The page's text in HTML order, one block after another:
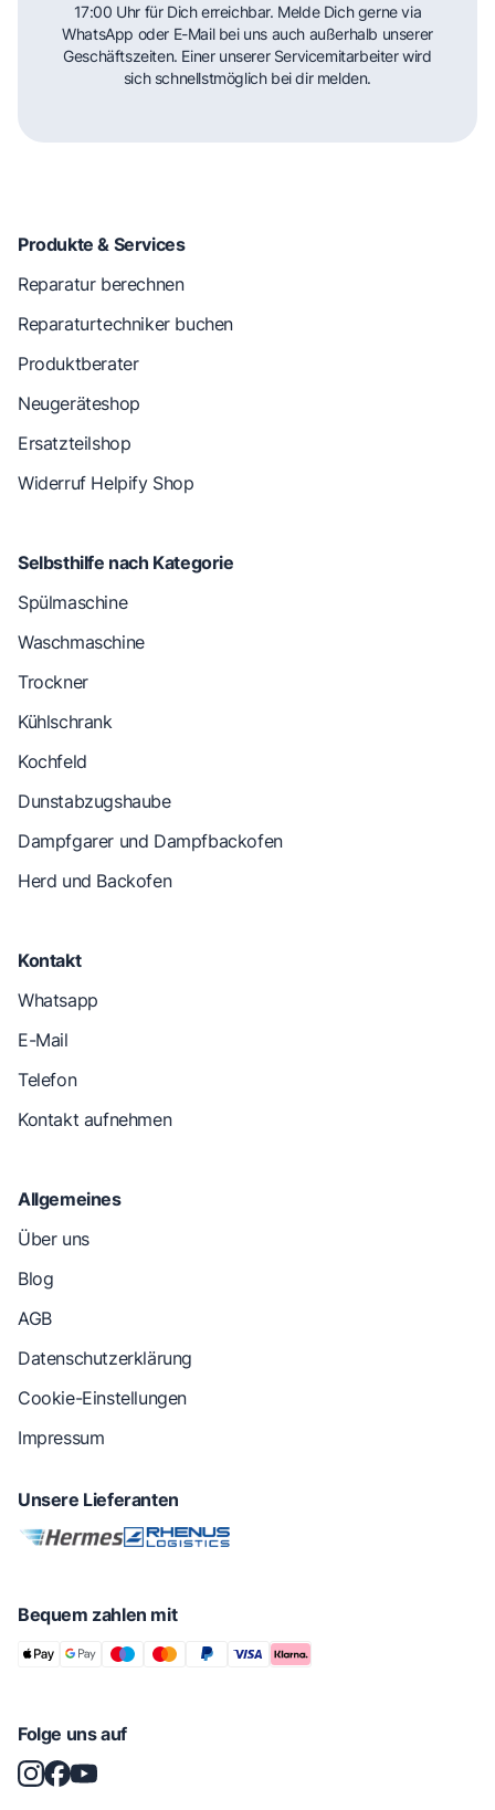
17:00 Uhr für Dich erreichbar. Melde Dich gerne via
WhatsApp oder E-Mail bei uns auch außerhalb unserer
Geschäftszeiten. Einer unserer Servicemitarbeiter wird
sich schnellstmöglich bei dir melden.
Produkte & Services
Reparatur berechnen
Reparaturtechniker buchen
Produktberater
Neugeräteshop
Ersatzteilshop
Widerruf Helpify Shop
Selbsthilfe nach Kategorie
Spülmaschine
Waschmaschine
Trockner
Kühlschrank
Kochfeld
Dunstabzugshaube
Dampfgarer und Dampfbackofen
Herd und Backofen
Kontakt
Whatsapp
E-Mail
Telefon
Kontakt aufnehmen
Allgemeines
Über uns
Blog
AGB
Datenschutzerklärung
Cookie-Einstellungen
Impressum
Unsere Lieferanten
Bequem zahlen mit
Folge uns auf